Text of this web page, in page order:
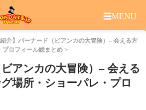
☰MENU
紹介】バーナード（ビアンカの大冒険）– 会える方
プロフィール総まとめ
アンカの大冒険）– 会える
場所・ショーパレ・プロ